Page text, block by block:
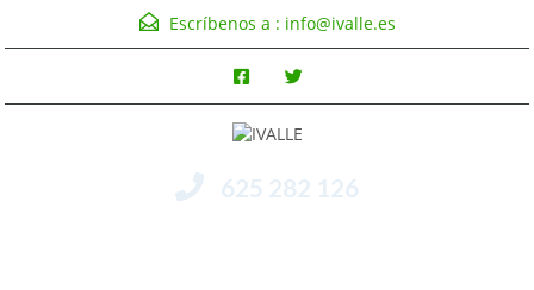
Escríbenos a : info@ivalle.es
625 282 126